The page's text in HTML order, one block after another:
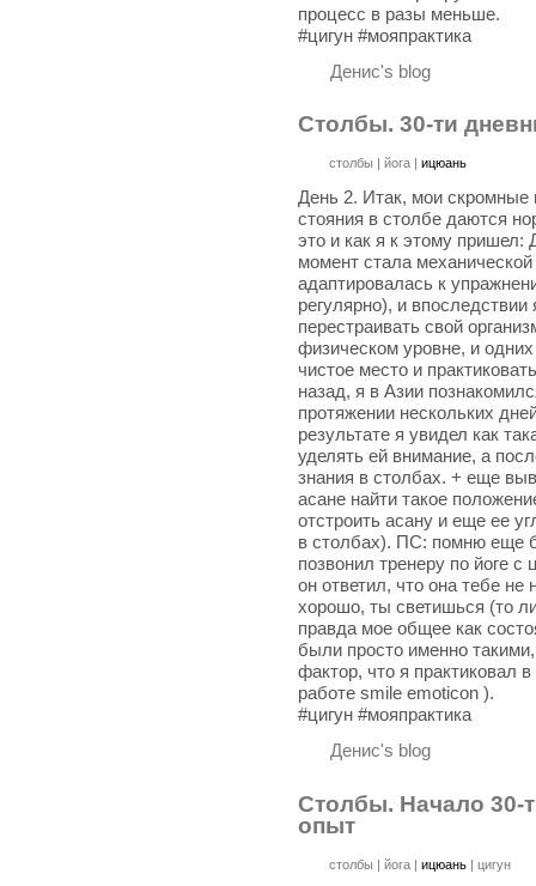
процесс в разы меньше.
‪#‎цигун‬ ‪#‎мояпрактика‬
Денис's blog
Столбы. 30-ти
столбы |йога |ицюань
День 2. Итак, мои скромные
стояния в столбе даются
это и как я к этому пришел:
момент стала
адаптировалась к
регулярно), и
перестраивать свой
физическом уровне, и
чистое место и
назад, я в Азии
протяжении нескольких
результате я увидел как
уделять ей внимание, а
знания в столбах. + еще
асане найти такое
отстроить асану и еще ее
в столбах). ПС: помню еще
позвонил тренеру по йоге
он ответил, что она тебе не
хорошо, ты светишься (то
правда мое общее как
были просто именно
фактор, что я практиковал
работе smile emoticon ).
#цигун #мояпрактика
Денис's blog
Столбы. Начало 30-
опыт
столбы |йога |ицюань |цигун